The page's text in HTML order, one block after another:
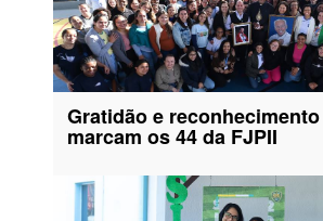
Gratidão e
marcam os 44 da FJPII